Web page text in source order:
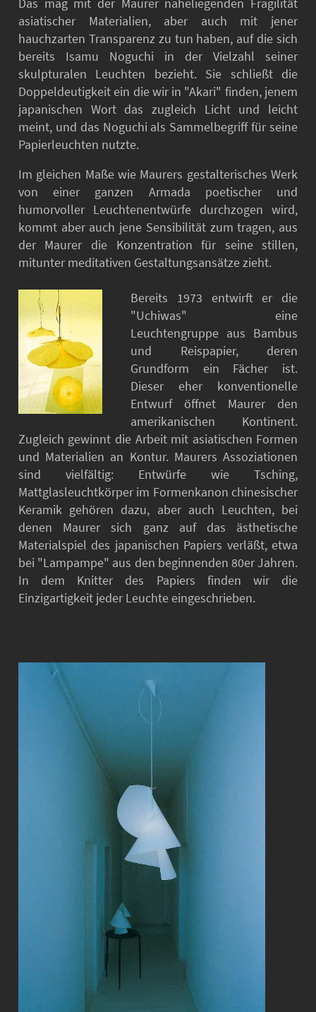
Das mag mit der Maurer naheliegenden Fragilität
asiatischer Materialien, aber auch mit jener
hauchzarten Transparenz zu tun haben, auf die sich
bereits Isamu Noguchi in der Vielzahl seiner
skulpturalen Leuchten bezieht. Sie schließt die
Doppeldeutigkeit ein die wir in "Akari" finden, jenem
japanischen Wort das zugleich Licht und leicht
meint, und das Noguchi als Sammelbegriff für seine
Papierleuchten nutzte.
Im gleichen Maße wie Maurers gestalterisches Werk
von einer ganzen Armada poetischer und
humorvoller Leuchtenentwürfe durchzogen wird,
kommt aber auch jene Sensibilität zum tragen, aus
der Maurer die Konzentration für seine stillen,
mitunter meditativen Gestaltungsansätze zieht.
Bereits 1973 entwirft er die
"Uchiwas" eine
Leuchtengruppe aus Bambus
und Reispapier, deren
Grundform ein Fächer ist.
Dieser eher konventionelle
Entwurf öffnet Maurer den
amerikanischen Kontinent.
Zugleich gewinnt die Arbeit mit asiatischen Formen
und Materialien an Kontur. Maurers Assoziationen
sind vielfältig: Entwürfe wie Tsching,
Mattglasleuchtkörper im Formenkanon chinesischer
Keramik gehören dazu, aber auch Leuchten, bei
denen Maurer sich ganz auf das ästhetische
Materialspiel des japanischen Papiers verläßt, etwa
bei "Lampampe" aus den beginnenden 80er Jahren.
In dem Knitter des Papiers finden wir die
Einzigartigkeit jeder Leuchte eingeschrieben.